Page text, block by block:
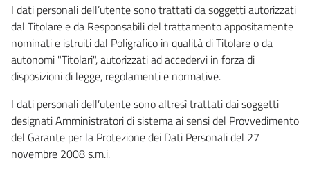
I dati personali dell’utente sono trattati da soggetti autorizzati
dal Titolare e da Responsabili del trattamento appositamente
nominati e istruiti dal Poligrafico in qualità di Titolare o da
autonomi "Titolari", autorizzati ad accedervi in forza di
disposizioni di legge, regolamenti e normative.
I dati personali dell’utente sono altresì trattati dai soggetti
designati Amministratori di sistema ai sensi del Provvedimento
del Garante per la Protezione dei Dati Personali del 27
novembre 2008 s.m.i.